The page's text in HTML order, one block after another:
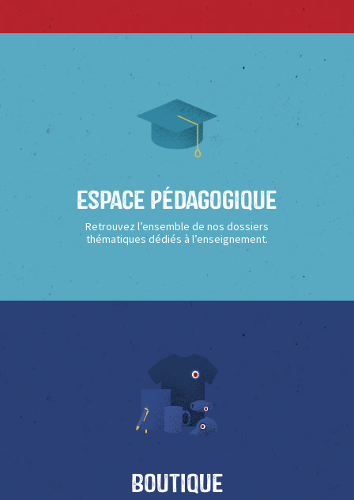
Espace Pédagogique
Retrouvez l’ensemble de nos dossiers
thématiques dédiés à l’enseignement.
Boutique